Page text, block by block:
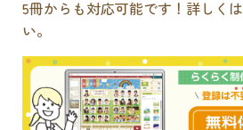
5冊からも対応可能です！詳しく
い。